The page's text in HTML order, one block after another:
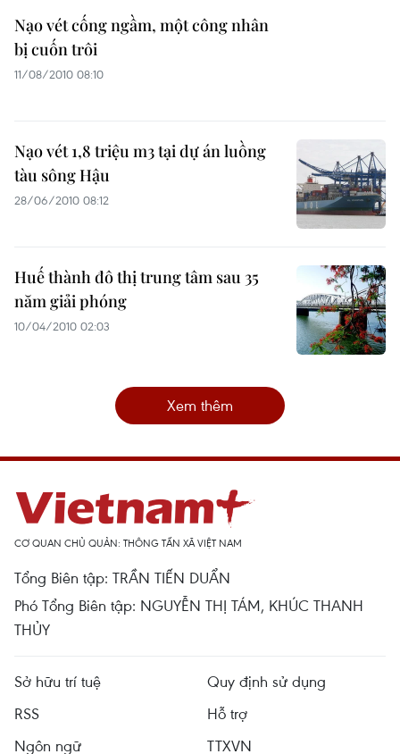
Nạo vét cống ngầm, một công nhân
bị cuốn trôi
11/08/2010 08:10
Nạo vét 1,8 triệu m3 tại dự án luồng
tàu sông Hậu
28/06/2010 08:12
Huế thành đô thị trung tâm sau 35
năm giải phóng
10/04/2010 02:03
Xem thêm
CƠ QUAN CHỦ QUẢN: THÔNG TẤN XÃ VIỆT NAM
Tổng Biên tập: TRẦN TIẾN DUẨN
Phó Tổng Biên tập: NGUYỄN THỊ TÁM, KHÚC THANH
THỦY
Sở hữu trí tuệ
Quy định sử dụng
RSS
Hỗ trợ
Ngôn ngữ
TTXVN